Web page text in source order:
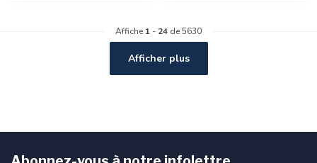
Affiche 1 - 24 de 5630
Afficher plus